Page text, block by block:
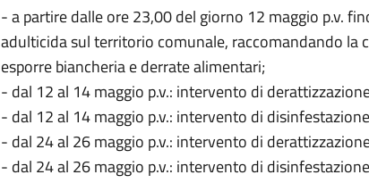
- a partire dalle ore 23,00 del giorno 12 maggio p.v.
adulticida sul territorio comunale, raccomandando la
esporre biancheria e derrate alimentari;
- dal 12 al 14 maggio p.v.: intervento di
- dal 12 al 14 maggio p.v.: intervento di
- dal 24 al 26 maggio p.v.: intervento di
- dal 24 al 26 maggio p.v.: intervento di